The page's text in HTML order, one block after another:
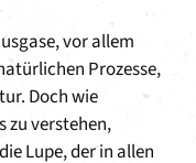
vor allem
Prozesse,
Doch wie
zu verstehen,
Lupe, der in allen